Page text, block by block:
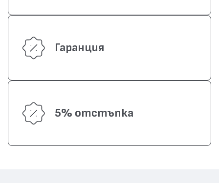
Гаранция
5% отстъпка